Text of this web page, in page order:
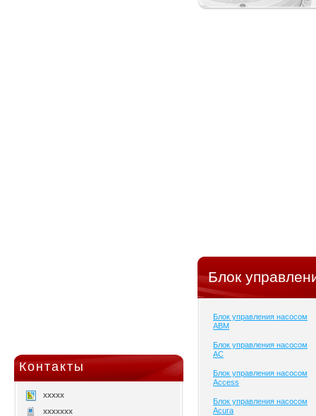
Контакты
xxxxx
xxxxxxx
Блок
Блок управления насосом
ABM
Блок управления насосом
AC
Блок управления насосом
Access
Блок управления насосом
Acura